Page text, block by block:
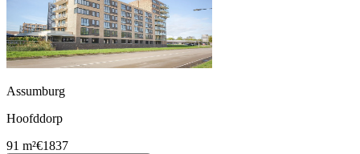
Assumburg
Hoofddorp
91 m²€1837